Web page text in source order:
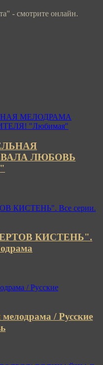
- смотрите онлайн.
ЛЮБОВЬ
КИСТЕНЬ".
/ Русские